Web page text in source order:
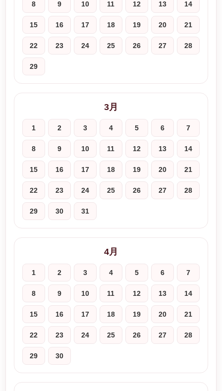
8 9 10 11 12 13 14
15 16 17 18 19 20 21
22 23 24 25 26 27 28
29
3月
1 2 3 4 5 6 7
8 9 10 11 12 13 14
15 16 17 18 19 20 21
22 23 24 25 26 27 28
29 30 31
4月
1 2 3 4 5 6 7
8 9 10 11 12 13 14
15 16 17 18 19 20 21
22 23 24 25 26 27 28
29 30